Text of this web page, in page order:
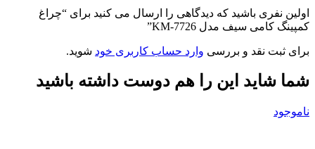
اولین نفری باشید که دیدگاهی را ارسال می کنید برای “چراغ
کمپینگ کامی سیف مدل KM-7726”
برای ثبت نقد و بررسی وارد حساب کاربری خود شوید.
شما شاید این را هم دوست داشته باشید
ناموجود